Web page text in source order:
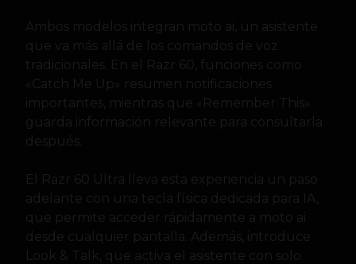
Ambos modelos integran moto ai, un asistente
que va más allá de los comandos de voz
tradicionales. En el Razr 60, funciones como
«Catch Me Up» resumen notificaciones
importantes, mientras que «Remember This»
guarda información relevante para consultarla
después.
El Razr 60 Ultra lleva esta experiencia un paso
adelante con una tecla física dedicada para IA,
que permite acceder rápidamente a moto ai
desde cualquier pantalla. Además, introduce
Look & Talk, que activa el asistente con solo